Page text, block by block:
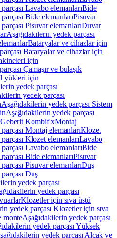
Lavabo elemanlarıBide
Bide elemanlarıPisuvar
Pisuvar elemanlarıDuvar
Aşağıdakilerin yedek parçası
Bataryalar ve cihazlar için
Bataryalar ve cihazlar için
için
Çamaşır ve bulaşık
yükleri için
yedek parçası
yedek parçası
Aşağıdakilerin yedek parçası Sistem
Aşağıdakilerin yedek parçası
Geberit KombifixMontaj
Montaj elemanlarıKlozet
Klozet elemanlarıLavabo
Lavabo elemanlarıBide
Bide elemanlarıPisuvar
Pisuvar elemanlarıDuş
Duş
yedek parçası
yedek parçası
Klozetler için sıva üstü
yedek parçası Klozetler için sıva
monteAşağıdakilerin yedek parçası
yedek parçası Yüksek
yedek parçası Alçak ve